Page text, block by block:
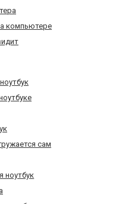
компьютере
сам
ноутбук